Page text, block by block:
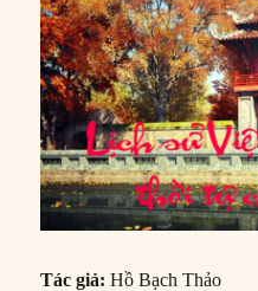
Tác giả: Hồ Bạch Thảo